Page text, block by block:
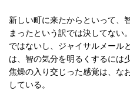
新しい町に来たからといって、
まったという訳では決してない
ではないし、ジャイサルメール
は、智の気分を明るくするには
焦燥の入り交じった感覚は、な
している。